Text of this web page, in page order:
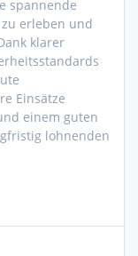
spannende
erleben und
klarer
Einsätze
einem guten
lohnenden